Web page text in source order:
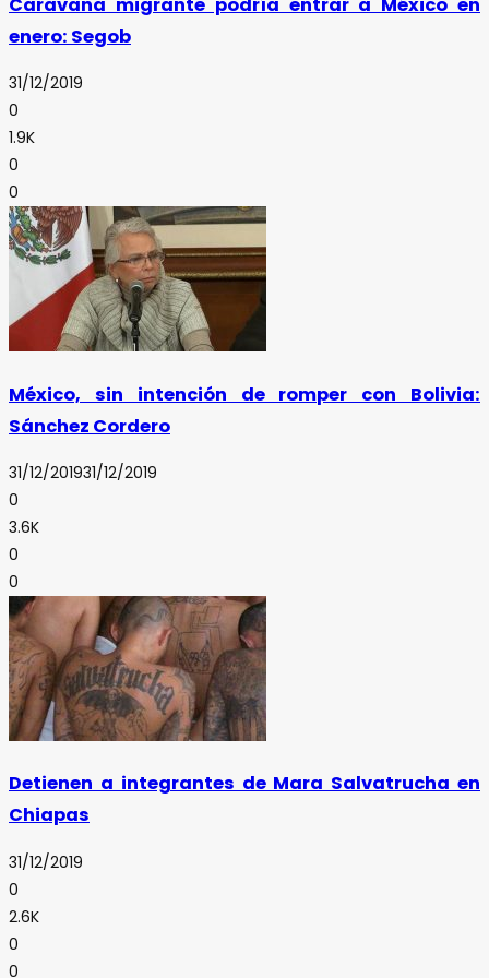
enero: Segob
31/12/2019
0
1.9K
0
0
México, sin intención de romper con Bolivia:
Sánchez Cordero
31/12/201931/12/2019
0
3.6K
0
0
Detienen a integrantes de Mara Salvatrucha en
Chiapas
31/12/2019
0
2.6K
0
0